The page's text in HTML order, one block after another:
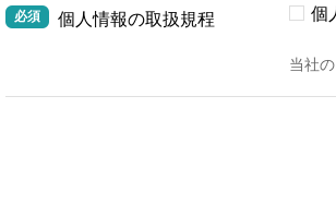
個人情報の取扱規程 個
当社の